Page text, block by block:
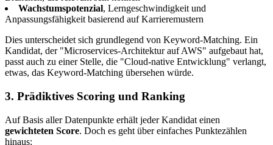
Wachstumspotenzial, Lerngeschwindigkeit und
Anpassungsfähigkeit basierend auf Karrieremustern
Dies unterscheidet sich grundlegend von Keyword-Matching. Ein
Kandidat, der "Microservices-Architektur auf AWS" aufgebaut hat,
passt auch zu einer Stelle, die "Cloud-native Entwicklung" verlangt,
etwas, das Keyword-Matching übersehen würde.
3. Prädiktives Scoring und Ranking
Auf Basis aller Datenpunkte erhält jeder Kandidat einen
gewichteten Score. Doch es geht über einfaches Punktezählen
hinaus: